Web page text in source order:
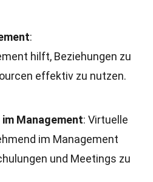
:
hilft, Beziehungen zu
effektiv zu nutzen.
Management: Virtuelle
im Management
und Meetings zu